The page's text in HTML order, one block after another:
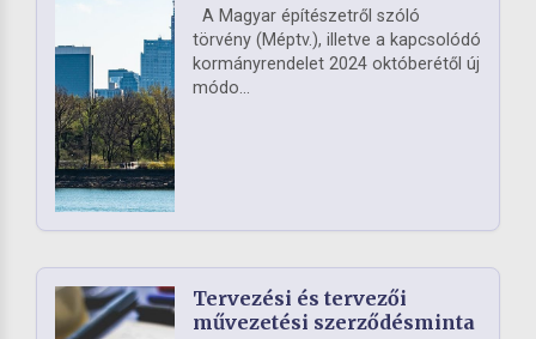
A Magyar építészetről szóló
törvény (Méptv.), illetve a kapcsolódó
kormányrendelet 2024 októberétől új
módo...
Tervezési és tervezői
művezetési szerződésminta